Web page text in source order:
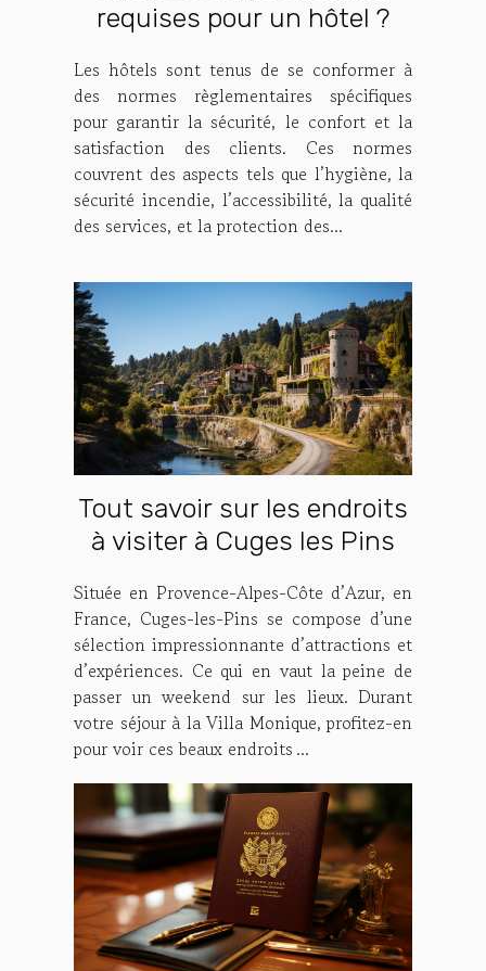
requises pour un hôtel ?
Les hôtels sont tenus de se conformer à
des normes règlementaires spécifiques
pour garantir la sécurité, le confort et la
satisfaction des clients. Ces normes
couvrent des aspects tels que l’hygiène, la
sécurité incendie, l’accessibilité, la qualité
des services, et la protection des...
Tout savoir sur les endroits
à visiter à Cuges les Pins
Située en Provence-Alpes-Côte d’Azur, en
France, Cuges-les-Pins se compose d’une
sélection impressionnante d’attractions et
d’expériences. Ce qui en vaut la peine de
passer un weekend sur les lieux. Durant
votre séjour à la Villa Monique, profitez-en
pour voir ces beaux endroits ...